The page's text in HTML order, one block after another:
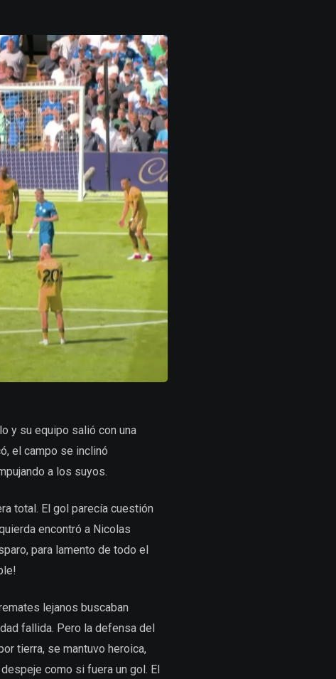
y su equipo salió con una
el campo se inclinó
a los suyos.
total. El gol parecía cuestión
encontró a Nicolas
para lamento de todo el
lejanos buscaban
fallida. Pero la defensa del
tierra, se mantuvo heroica,
como si fuera un gol. El